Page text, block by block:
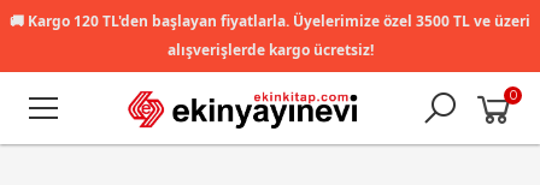
🚚 Kargo 120 TL'den başlayan fiyatlarla. Üyelerimize özel 3500 TL ve üzeri
alışverişlerde kargo ücretsiz!
0